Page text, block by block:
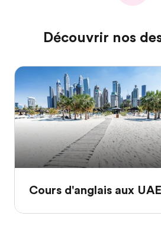
Découvrir nos
Cours d'anglais aux UAE